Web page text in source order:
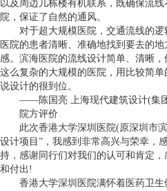
以及周边几栋楼有机联系，既确保流
院，保证了自然的通风。
对于超大规模医院，交通流线的逻
医院的患者清晰、准确地找到要去的
感。滨海医院的流线设计简单、清晰，
这么复杂的大规模的医院，用比较简
说设计的很到位。
——陈国亮 上海现代建筑设计(集团
院方评价
此次香港大学深圳医院(原深圳市滨
设计项目”，我感到非常高兴与荣幸，
持，感谢同行们对我们的认可和肯定
和付出!
香港大学深圳医院满怀着医药卫生